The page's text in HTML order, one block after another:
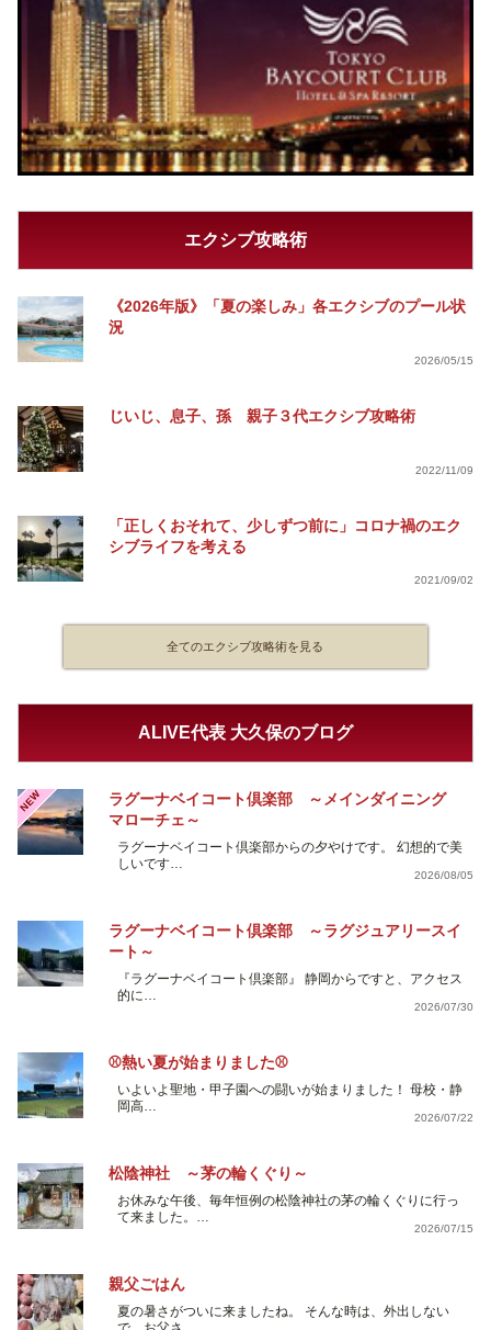
エクシブ攻略術
《2026年版》「夏の楽しみ」各エクシブのプール状
況
2026/05/15
じいじ、息子、孫 親子３代エクシブ攻略術
2022/11/09
「正しくおそれて、少しずつ前に」コロナ禍のエク
シブライフを考える
2021/09/02
全てのエクシブ攻略術を見る
ALIVE代表 大久保のブログ
NEW
ラグーナベイコート倶楽部 ～メインダイニング
マローチェ～
ラグーナベイコート倶楽部からの夕やけです。 幻想的で美
しいです…
2026/08/05
ラグーナベイコート倶楽部 ～ラグジュアリースイ
ート～
『ラグーナベイコート倶楽部』 静岡からですと、アクセス
的に…
2026/07/30
⚾熱い夏が始まりました⚾
いよいよ聖地・甲子園への闘いが始まりました！ 母校・静
岡高…
2026/07/22
松陰神社 ～茅の輪くぐり～
お休みな午後、毎年恒例の松陰神社の茅の輪くぐりに行っ
て来ました。…
2026/07/15
親父ごはん
夏の暑さがついに来ましたね。 そんな時は、外出しない